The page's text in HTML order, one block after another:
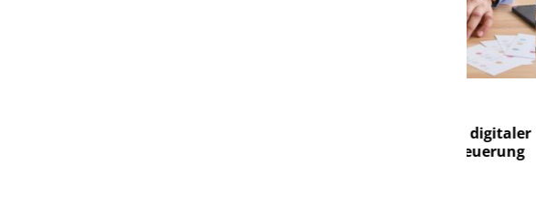
Personalmanagement: Von digitaler
Ordnung zur KI-fähigen Steuerung